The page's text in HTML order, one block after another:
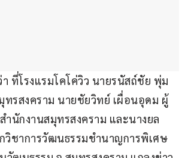
ที่โรงแรมโคโค่วิว นายรนัสถ์ชัย พุ่ม
ทรสงคราม นายชัยวิทย์ เผื่อนอุดม ผู้
ำนักงานสมุทรสงคราม และนางยล
วิชาการวัฒนธรรมชำนาญการพิเศษ